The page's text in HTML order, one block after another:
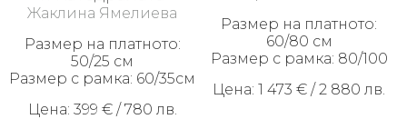
Жаклина Ямелиева
Размер на платното:
50/25 см
Размер с рамка: 60/35см
Цена: 399 € / 780 лв.
Размер на платното:
60/80 см
Размер с рамка: 80/100
Цена: 1 473 € / 2 880 лв.